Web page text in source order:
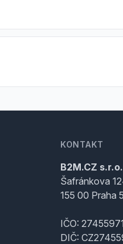
KONTAKT
B2M.CZ s.r.o.
Šafránkova
155 00 Praha 5
IČO: 27455971
DIČ: